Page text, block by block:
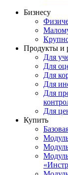
Бизнесу
Продукты и
Для
Для
Для
Для
Для
Для
Купить